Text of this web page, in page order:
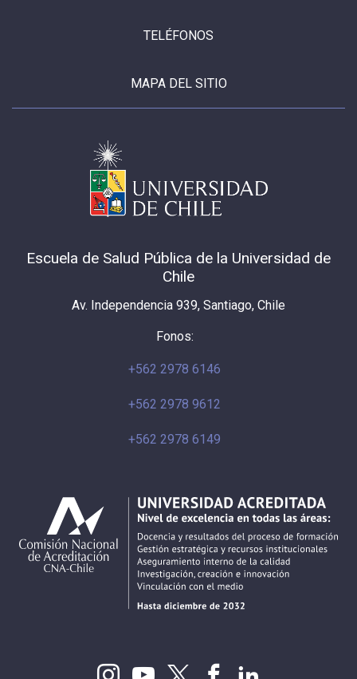
TELÉFONOS
MAPA DEL SITIO
Escuela de Salud Pública de la Universidad de
Chile
Av. Independencia 939, Santiago, Chile
Fonos:
+562 2978 6146
+562 2978 9612
+562 2978 6149